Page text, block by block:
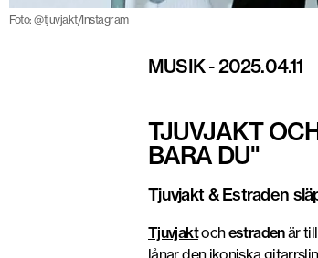
Foto: @tjuvjakt/Instagram
MUSIK-2025.04.11
TJUVJAKT
BARA DU"
Tjuvjakt & Estraden
Tjuvjaktochestradenär